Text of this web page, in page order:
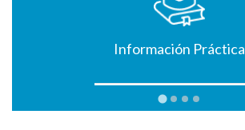
Información Práctica